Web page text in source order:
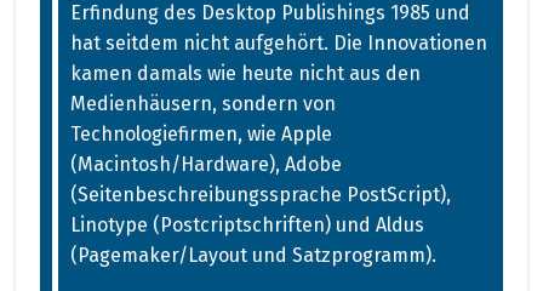
Erfindung des Desktop Publishings 1985 und
hat seitdem nicht aufgehört. Die Innovationen
kamen damals wie heute nicht aus den
Medienhäusern, sondern von
Technologiefirmen, wie Apple
(Macintosh/Hardware), Adobe
(Seitenbeschreibungssprache PostScript),
Linotype (Postcriptschriften) und Aldus
(Pagemaker/Layout und Satzprogramm).